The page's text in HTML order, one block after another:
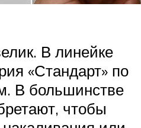
В линейке
«Стандарт» по
В большинстве
чтобы